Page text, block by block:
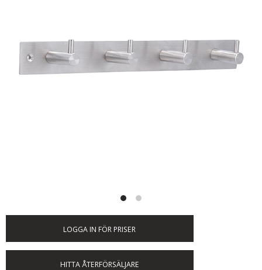
LOGGA IN FÖR PRISER
HITTA ÅTERFÖRSÄLJARE